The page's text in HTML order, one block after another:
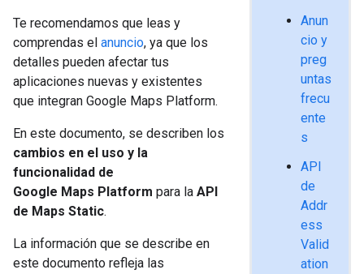
Anun
cio y
preg
untas
frecu
ente
s
API
de
Addr
ess
Valid
ation
Te recomendamos que leas y
comprendas el anuncio, ya que los
detalles pueden afectar tus
aplicaciones nuevas y existentes
que integran Google Maps Platform.
En este documento, se describen los
cambios en el uso y la
funcionalidad de
Google Maps Platform para la API
de Maps Static.
La información que se describe en
este documento refleja las